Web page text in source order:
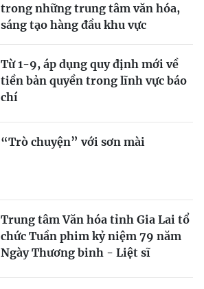
trong những trung tâm văn hóa,
sáng tạo hàng đầu khu vực
Từ 1-9, áp dụng quy định mới về
tiền bản quyền trong lĩnh vực báo
chí
“Trò chuyện” với sơn mài
Trung tâm Văn hóa tỉnh Gia Lai tổ
chức Tuần phim kỷ niệm 79 năm
Ngày Thương binh - Liệt sĩ